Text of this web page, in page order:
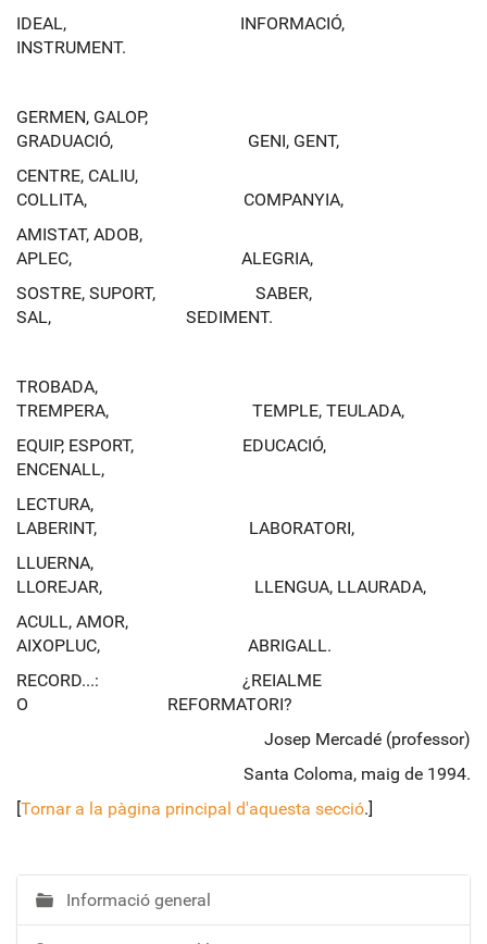
IDEAL, INFORMACIÓ,
INSTRUMENT.
GERMEN, GALOP,
GRADUACIÓ, GENI, GENT,
CENTRE, CALIU,
COLLITA, COMPANYIA,
AMISTAT, ADOB,
APLEC, ALEGRIA,
SOSTRE, SUPORT, SABER,
SAL, SEDIMENT.
TROBADA,
TREMPERA, TEMPLE, TEULADA,
EQUIP, ESPORT, EDUCACIÓ,
ENCENALL,
LECTURA,
LABERINT, LABORATORI,
LLUERNA,
LLOREJAR, LLENGUA, LLAURADA,
ACULL, AMOR,
AIXOPLUC, ABRIGALL.
RECORD...: ¿REIALME
O REFORMATORI?
Josep Mercadé (professor)
Santa Coloma, maig de 1994.
[Tornar a la pàgina principal d'aquesta secció.]
N
a
Informació general